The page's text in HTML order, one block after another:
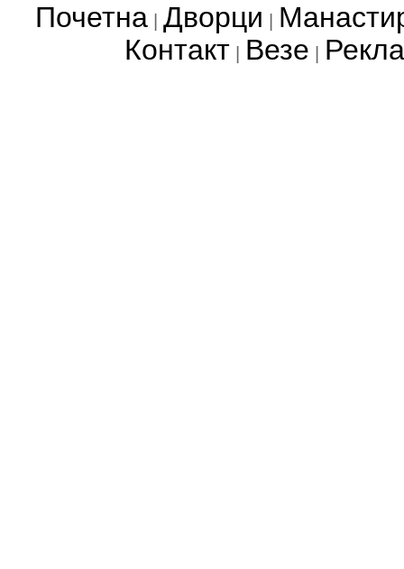
Почетна Дворци
Контакт Везе